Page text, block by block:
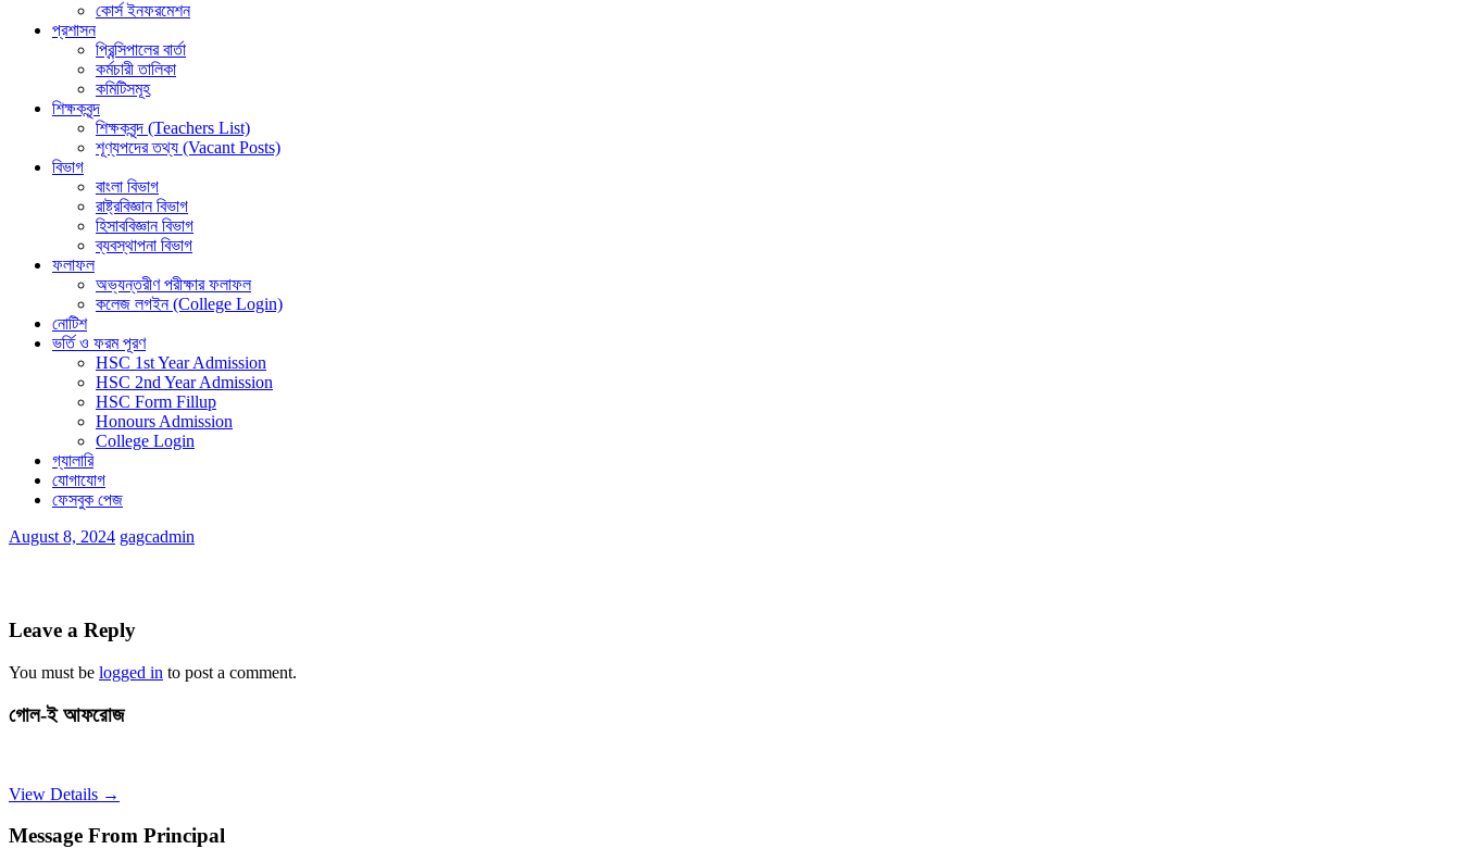
কোর্স ইনফরমেশন
প্রশাসন
প্রিন্সিপালের বার্তা
কর্মচারী তালিকা
কমিটিসমূহ
শিক্ষকবৃন্দ
শিক্ষকবৃন্দ (Teachers List)
শূণ্যপদের তথ্য (Vacant Posts)
বিভাগ
বাংলা বিভাগ
রাষ্ট্রবিজ্ঞান বিভাগ
হিসাববিজ্ঞান বিভাগ
ব্যবস্থাপনা বিভাগ
ফলাফল
অভ্যন্তরীণ পরীক্ষার ফলাফল
কলেজ লগইন (College Login)
নোটিশ
ভর্তি ও ফরম পূরণ
HSC 1st Year Admission
HSC 2nd Year Admission
HSC Form Fillup
Honours Admission
College Login
গ্যালারি
যোগাযোগ
ফেসবুক পেজ
August 8, 2024 gagcadmin
Leave a Reply
You must be logged in to post a comment.
গোল-ই আফরোজ
View Details →
Message From Principal